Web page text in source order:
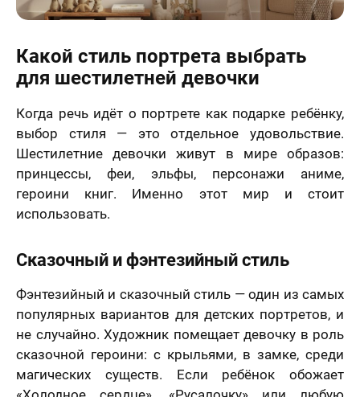
Какой стиль портрета выбрать
для шестилетней девочки
Когда речь идёт о портрете как подарке ребёнку,
выбор стиля — это отдельное удовольствие.
Шестилетние девочки живут в мире образов:
принцессы, феи, эльфы, персонажи аниме,
героини книг. Именно этот мир и стоит
использовать.
Сказочный и фэнтезийный стиль
Фэнтезийный и сказочный стиль — один из самых
популярных вариантов для детских портретов, и
не случайно. Художник помещает девочку в роль
сказочной героини: с крыльями, в замке, среди
магических существ. Если ребёнок обожает